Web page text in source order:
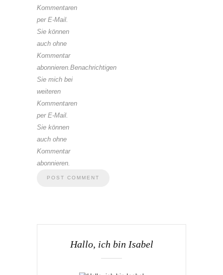
Kommentaren
per E-Mail.
Sie können
auch ohne
Kommentar
abonnieren.Benachrichtigen
Sie mich bei
weiteren
Kommentaren
per E-Mail.
Sie können
auch ohne
Kommentar
abonnieren.
Hallo, ich bin Isabel